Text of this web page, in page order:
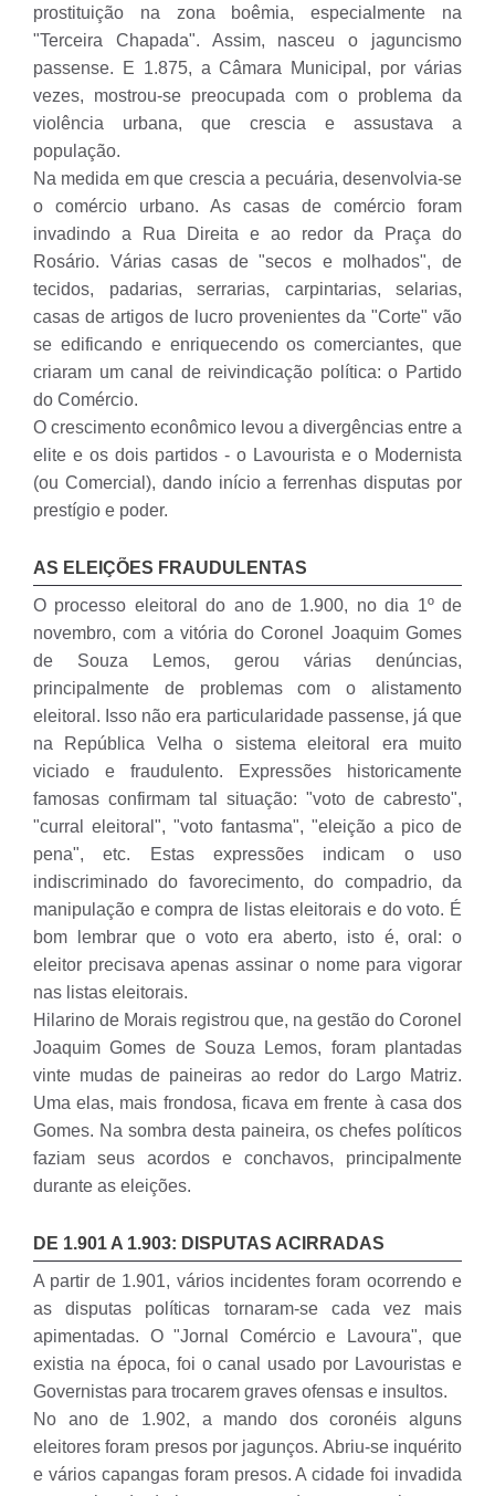
prostituição na zona boêmia, especialmente na
"Terceira Chapada". Assim, nasceu o jaguncismo
passense. E 1.875, a Câmara Municipal, por várias
vezes, mostrou-se preocupada com o problema da
violência urbana, que crescia e assustava a
população.
Na medida em que crescia a pecuária, desenvolvia-se
o comércio urbano. As casas de comércio foram
invadindo a Rua Direita e ao redor da Praça do
Rosário. Várias casas de "secos e molhados", de
tecidos, padarias, serrarias, carpintarias, selarias,
casas de artigos de lucro provenientes da "Corte" vão
se edificando e enriquecendo os comerciantes, que
criaram um canal de reivindicação política: o Partido
do Comércio.
O crescimento econômico levou a divergências entre a
elite e os dois partidos - o Lavourista e o Modernista
(ou Comercial), dando início a ferrenhas disputas por
prestígio e poder.
AS ELEIÇÕES FRAUDULENTAS
O processo eleitoral do ano de 1.900, no dia 1º de
novembro, com a vitória do Coronel Joaquim Gomes
de Souza Lemos, gerou várias denúncias,
principalmente de problemas com o alistamento
eleitoral. Isso não era particularidade passense, já que
na República Velha o sistema eleitoral era muito
viciado e fraudulento. Expressões historicamente
famosas confirmam tal situação: "voto de cabresto",
"curral eleitoral", "voto fantasma", "eleição a pico de
pena", etc. Estas expressões indicam o uso
indiscriminado do favorecimento, do compadrio, da
manipulação e compra de listas eleitorais e do voto. É
bom lembrar que o voto era aberto, isto é, oral: o
eleitor precisava apenas assinar o nome para vigorar
nas listas eleitorais.
Hilarino de Morais registrou que, na gestão do Coronel
Joaquim Gomes de Souza Lemos, foram plantadas
vinte mudas de paineiras ao redor do Largo Matriz.
Uma elas, mais frondosa, ficava em frente à casa dos
Gomes. Na sombra desta paineira, os chefes políticos
faziam seus acordos e conchavos, principalmente
durante as eleições.
DE 1.901 A 1.903: DISPUTAS ACIRRADAS
A partir de 1.901, vários incidentes foram ocorrendo e
as disputas políticas tornaram-se cada vez mais
apimentadas. O "Jornal Comércio e Lavoura", que
existia na época, foi o canal usado por Lavouristas e
Governistas para trocarem graves ofensas e insultos.
No ano de 1.902, a mando dos coronéis alguns
eleitores foram presos por jagunços. Abriu-se inquérito
e vários capangas foram presos. A cidade foi invadida